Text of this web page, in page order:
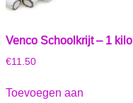
Venco Schoolkrijt – 1 kilo
€11.50
Toevoegen aan